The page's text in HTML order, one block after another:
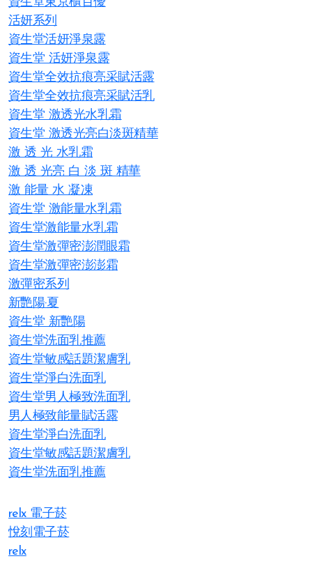
活妍系列
資生堂活妍淨泉露
資生堂 活妍淨泉露
資生堂全效抗痕亮采賦活露
資生堂全效抗痕亮采賦活乳
資生堂 激透光水乳霜
資生堂 激透光亮白淡斑精華
激 透 光 水乳霜
激 透 光亮 白 淡 斑 精華
激 能量 水 凝凍
資生堂 激能量水乳霜
資生堂激能量水乳霜
資生堂激彈密澎潤眼霜
資生堂激彈密澎澎霜
激彈密系列
新艷陽·夏
資生堂 新艷陽
資生堂洗面乳推薦
資生堂敏感話題潔膚乳
資生堂淨白洗面乳
資生堂男人極致洗面乳
男人極致能量賦活露
資生堂淨白洗面乳
資生堂敏感話題潔膚乳
資生堂洗面乳推薦
relx 電子菸
悅刻電子菸
relx